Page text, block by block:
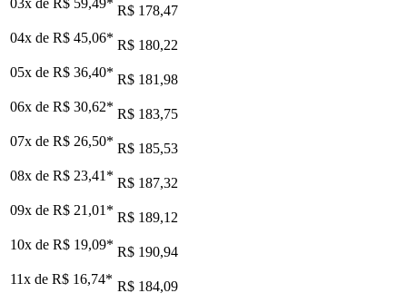
R$ 178,47
04x de R$ 45,06* R$ 180,22
05x de R$ 36,40* R$ 181,98
06x de R$ 30,62* R$ 183,75
07x de R$ 26,50* R$ 185,53
08x de R$ 23,41 * R$ 187,32
09x de R$ 21,01 * R$ 189,12
10x de R$ 19,09* R$ 190,94
11x de R$ 16,74* R$ 184,09